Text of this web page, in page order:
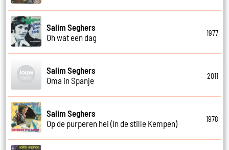
Salim Seghers
Oh wat een dag
1977
Salim Seghers
Oma in Spanje
2011
Salim Seghers
Op de purperen hei (In de stille Kempen)
1978